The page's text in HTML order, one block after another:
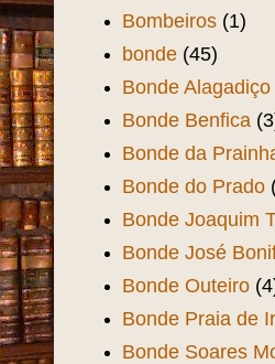
Bombeiros (1)
bonde (45)
Bonde Alagadiço
Bonde Benfica
Bonde da
Bonde do Prado
Bonde Joaquim
Bonde José
Bonde Outeiro
Bonde Praia de
Bonde Soares